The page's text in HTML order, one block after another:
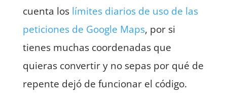
cuenta los límites diarios de uso de las
peticiones de Google Maps, por si
tienes muchas coordenadas que
quieras convertir y no sepas por qué de
repente dejó de funcionar el código.